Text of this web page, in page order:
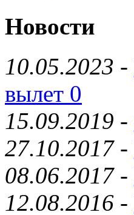
Новости
10.05.2023 -
вылет 0
15.09.2019 -
27.10.2017-
08.06.2017-
12.08.2016 -